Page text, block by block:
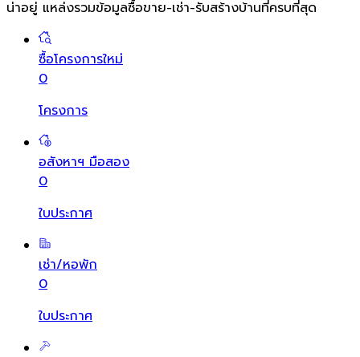
น่าอยู่ แหล่งรวมข้อมูลซื้อขาย-เช่า-รับสร้างบ้านที่ครบที่สุด
ซื้อโครงการใหม่
0
โครงการ
อสังหาฯ มือสอง
0
ใบประกาศ
เช่า/หอพัก
0
ใบประกาศ